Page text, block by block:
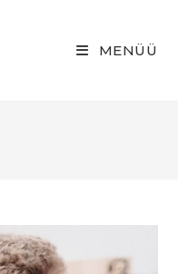
MENÜÜ